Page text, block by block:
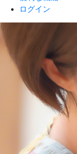
ログイン